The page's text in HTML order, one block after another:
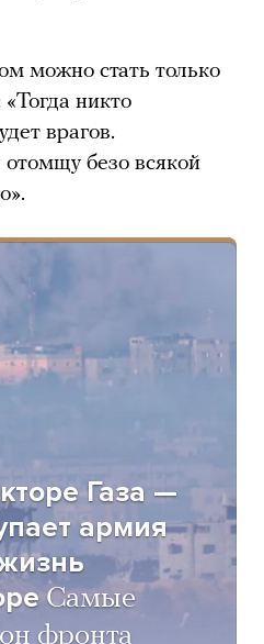
можно стать только
никто
врагов.
отомщу безо всякой
Газа —
армия
Самые
фронта